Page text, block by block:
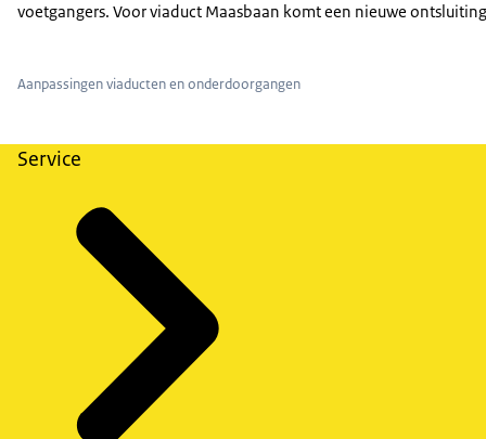
voetgangers. Voor viaduct Maasbaan komt een nieuwe
Aanpassingen viaducten en onderdoorgangen
Service